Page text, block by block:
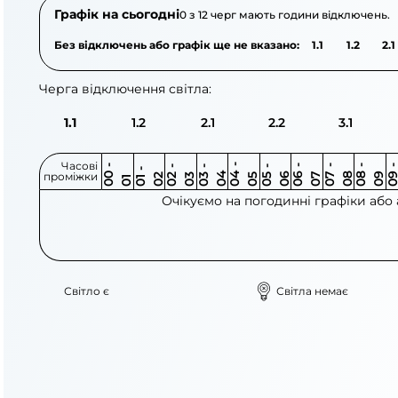
Графік на сьогодні0 з 12 черг мають години відключень.
Без відключень або графік ще не вказано: 1.1 1.2 2.1
Черга відключення світла:
1.1 1.2 2.1 2.2 3.1
Часові
проміжки 0
0
-
0 1 0
1
-
0 2 0 2
-
0 3 0 3
-
0 4 0 4
-
0 5 0 5
-
0 6 0 6
-
0 7 0 7
-
0 8 0 8
-
0 9 0
9
-
1
Очікуємо на погодинні графіки
Світло є Світла немає